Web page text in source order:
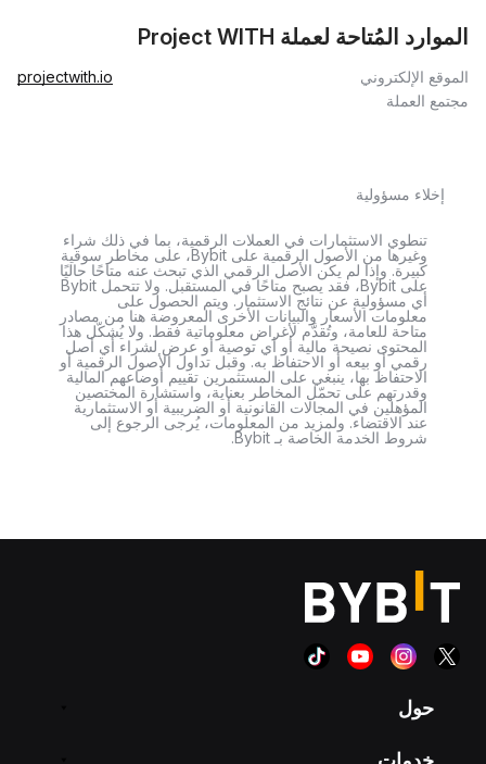
الموارد المُتاحة لعملة Project WITH
الموقع الإلكتروني
projectwith.io
مجتمع العملة
إخلاء مسؤولية
تنطوي الاستثمارات في العملات الرقمية، بما في ذلك شراء
وغيرها من الأصول الرقمية على Bybit، على مخاطر سوقية
كبيرة. وإذا لم يكن الأصل الرقمي الذي تبحث عنه متاحًا حاليًا
على Bybit، فقد يصبح متاحًا في المستقبل. ولا تتحمل Bybit
أي مسؤولية عن نتائج الاستثمار. ويتم الحصول على
معلومات الأسعار والبيانات الأخرى المعروضة هنا من مصادر
متاحة للعامة، وتُقدَّم لأغراض معلوماتية فقط. ولا يُشكّل هذا
المحتوى نصيحة مالية أو أي توصية أو عرض لشراء أي أصل
رقمي أو بيعه أو الاحتفاظ به. وقبل تداول الأصول الرقمية أو
الاحتفاظ بها، ينبغي على المستثمرين تقييم أوضاعهم المالية
وقدرتهم على تحمّل المخاطر بعناية، واستشارة المختصين
المؤهلين في المجالات القانونية أو الضريبية أو الاستثمارية
عند الاقتضاء. ولمزيد من المعلومات، يُرجى الرجوع إلى
شروط الخدمة الخاصة بـ Bybit.
حول